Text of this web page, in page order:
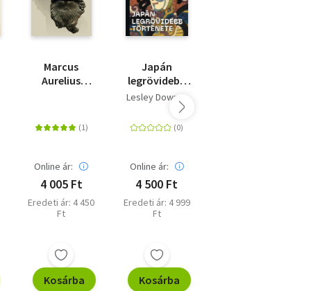
Marcus
Aurelius
Cocceinas
Marcus-
Online ár:
4 005 Ft
Eredeti ár: 4 450
Ft
Kosárba
Japán
legrövidebb
története
Lesley Downer
Online ár:
4 500 Ft
Eredeti ár: 4 999
Ft
Kosárba